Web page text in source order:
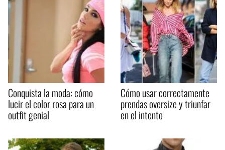
Conquista la moda: cómo
lucir el color rosa para un
outfit genial
Cómo usar correctamente
prendas oversize y triunfar
en el intento